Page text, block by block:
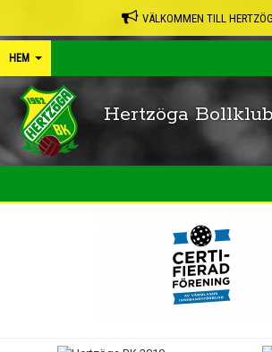
VÄLKOMMEN TILL
HEM
Hertzöga